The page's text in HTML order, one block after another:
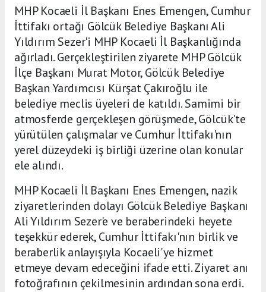
MHP Kocaeli İl Başkanı Enes Emengen, Cumhur
İttifakı ortağı Gölcük Belediye Başkanı Ali
Yıldırım Sezer'i MHP Kocaeli İl Başkanlığında
ağırladı. Gerçekleştirilen ziyarete MHP Gölcük
İlçe Başkanı Murat Motor, Gölcük Belediye
Başkan Yardımcısı Kürşat Çakıroğlu ile
belediye meclis üyeleri de katıldı. Samimi bir
atmosferde gerçekleşen görüşmede, Gölcük'te
yürütülen çalışmalar ve Cumhur İttifakı'nın
yerel düzeydeki iş birliği üzerine olan konular
ele alındı.
MHP Kocaeli İl Başkanı Enes Emengen, nazik
ziyaretlerinden dolayı Gölcük Belediye Başkanı
Ali Yıldırım Sezer'e ve beraberindeki heyete
teşekkür ederek, Cumhur İttifakı'nın birlik ve
beraberlik anlayışıyla Kocaeli'ye hizmet
etmeye devam edeceğini ifade etti. Ziyaret anı
fotoğrafının çekilmesinin ardından sona erdi.